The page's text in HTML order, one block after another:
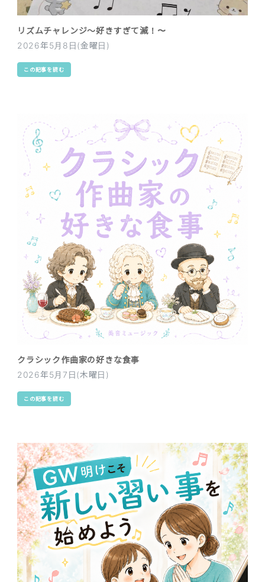
リズムチャレンジ〜好きすぎて滅！〜
2026年5月8日(金曜日)
この記事を読む
クラシック作曲家の好きな食事
2026年5月7日(木曜日)
この記事を読む